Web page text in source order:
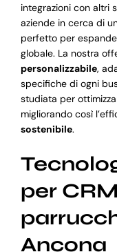
integrazioni con altri
aziende in cerca di
perfetto per
globale. La nostra
personalizzabile,
specifiche di ogni
studiata per
migliorando così
sostenibile.
per
Ancona